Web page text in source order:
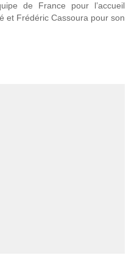
de France pour l’accueil
et Frédéric Cassoura pour son